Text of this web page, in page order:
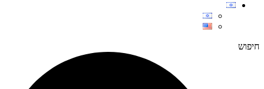
חיפוש